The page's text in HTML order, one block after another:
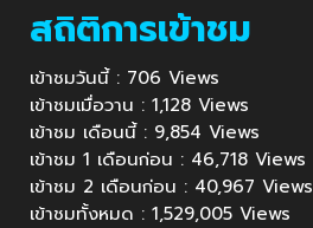
สถิติการเข้าชม
เข้าชมวันนี้ : 706 Views
เข้าชมเมื่อวาน : 1,128 Views
เข้าชม เดือนนี้ : 9,854 Views
เข้าชม 1 เดือนก่อน : 46,718 Views
เข้าชม 2 เดือนก่อน : 40,967 Views
เข้าชมทั้งหมด : 1,529,005 Views